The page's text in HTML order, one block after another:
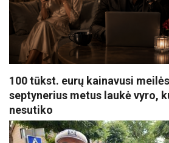
100 tūkst. eurų kainavusi
septynerius metus laukė vyro,
nesutiko